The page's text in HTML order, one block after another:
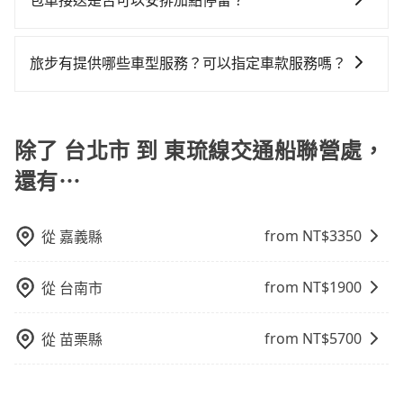
時設置加點停留，我們會根據您的需求安排路線。
旅步有提供哪些車型服務？可以指定車款服務嗎？
有專人回覆您。
除了 台北市 到 東琉線交通船聯營處，
還有⋯
從 嘉義縣 from NT$3350
從 台南市 from NT$1900
從 苗栗縣 from NT$5700